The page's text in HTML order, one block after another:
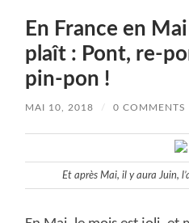
En France en
plaît : Pont, re-
pin-pon !
MAI 10, 2018 / 0 COMMENTS
Et après Mai, il y aura Juin,